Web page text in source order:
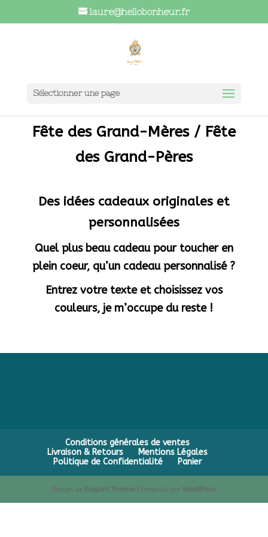
laure@hellobonheur.fr
Sélectionner une page
Fête des Grand-Mères / Fête
des Grand-Pères
Des idées cadeaux originales et
personnalisées
Quel plus beau cadeau pour toucher en
plein coeur, qu’un cadeau personnalisé ?
Entrez votre texte et choisissez vos
couleurs, je m’occupe du reste !
Conditions générales de ventes
Livraison & Retours
Mentions Légales
Politique de Confidentialité
Panier
Design de Elegant Themes | Propulsé parWordPress